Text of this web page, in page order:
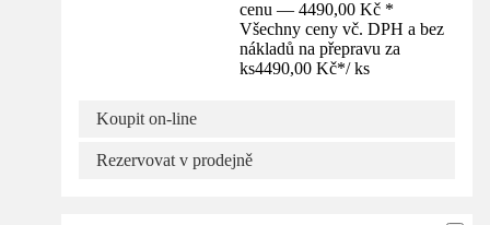
cenu — 4490,00 Kč *
Všechny ceny vč. DPH a bez
nákladů na přepravu za
ks4490,00 Kč*/ ks
Koupit on-line
Rezervovat v prodejně